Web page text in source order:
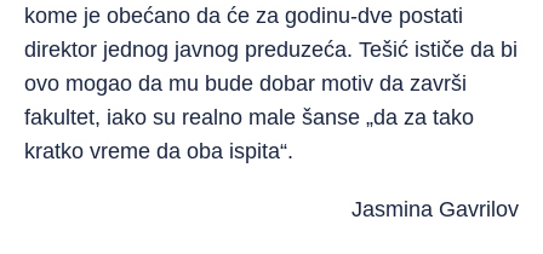
kome je obećano da će za godinu-dve postati
direktor jednog javnog preduzeća. Tešić ističe da bi
ovo mogao da mu bude dobar motiv da završi
fakultet, iako su realno male šanse „da za tako
kratko vreme da oba ispita“.
Jasmina Gavrilov